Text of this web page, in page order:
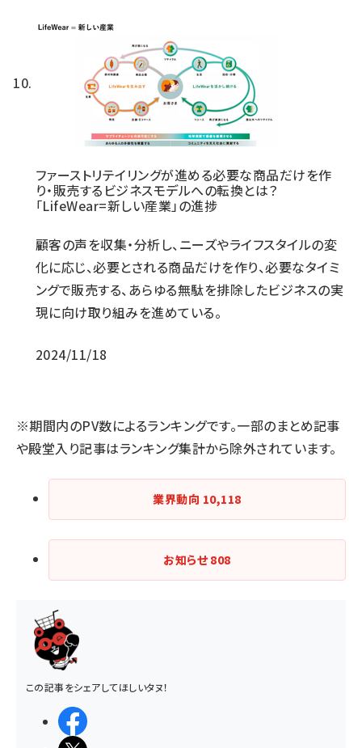
ファーストリテイリングが進める必要な商品だけを作
り・販売するビジネスモデルへの転換とは？
「LifeWear=新しい産業」の進捗
顧客の声を収集・分析し、ニーズやライフスタイルの変
化に応じ、必要とされる商品だけを作り、必要なタイミ
ングで販売する、あらゆる無駄を排除したビジネスの実
現に向け取り組みを進めている。
2024/11/18
※期間内のPV数によるランキングです。一部のまとめ記事
や殿堂入り記事はランキング集計から除外されています。
業界動向 10,118
お知らせ808
この記事をシェアしてほしいタヌ！